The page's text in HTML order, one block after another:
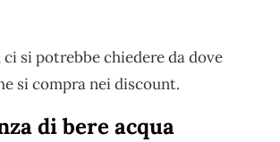
ci si potrebbe chiedere da dove
si compra nei discount.
di bere acqua